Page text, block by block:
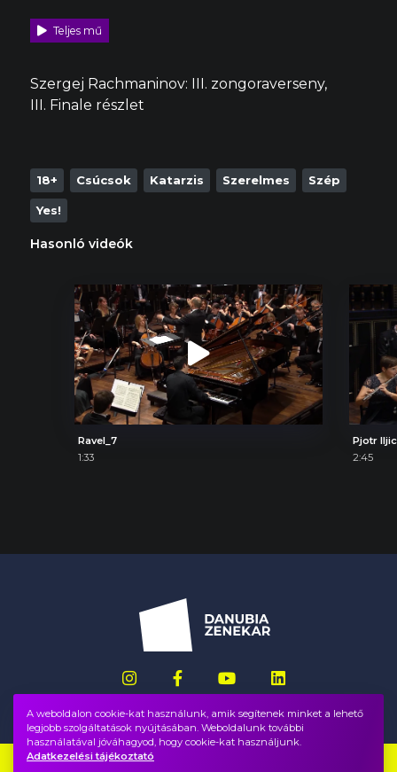
Teljes mű
Szergej Rachmaninov: III. zongoraverseny,
III. Finale részlet
18+ Csúcsok Katarzis Szerelmes Szép
Yes!
Hasonló videók
Ravel_7
1:33
2:45
A weboldalon cookie-kat használunk, amik segítenek minket a lehető
legjobb szolgáltatások nyújtásában. Weboldalunk további
használatával jóváhagyod, hogy cookie-kat használjunk.
Adatkezelési tájékoztató
Impresszum